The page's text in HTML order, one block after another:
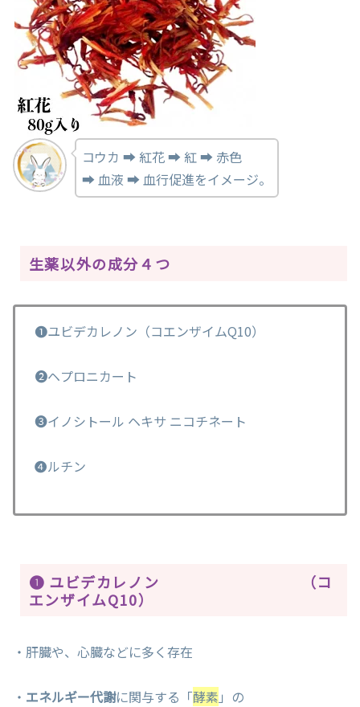
コウカ ➡ 紅花 ➡ 紅 ➡ 赤色
➡ 血液 ➡ 血行促進をイメージ。
生薬以外の成分４つ
❶ユビデカレノン（コエンザイムQ10）
❷ヘプロニカート
❸イノシトール ヘキサ ニコチネート
❹ルチン
❶ ユビデカレノン （コ
エンザイムQ10）
・肝臓や、心臓などに多く存在
・ エネルギー代謝に関与する「酵素 」の